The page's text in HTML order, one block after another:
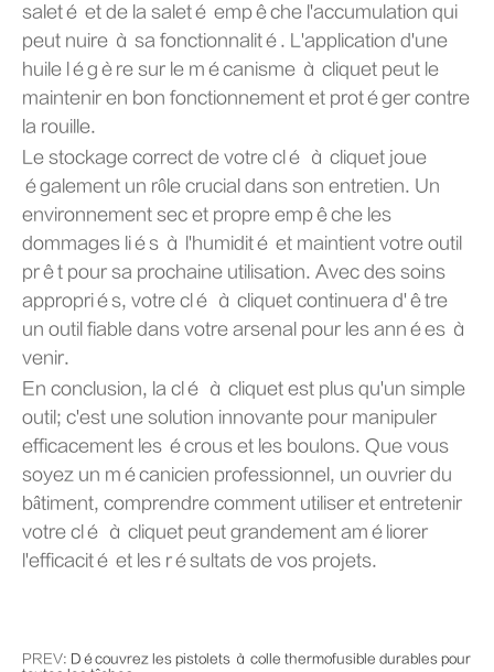
saleté et de la saleté empêche l'accumulation qui
peut nuire à sa fonctionnalité. L'application d'une
huile légère sur le mécanisme à cliquet peut le
maintenir en bon fonctionnement et protéger contre
la rouille.
Le stockage correct de votre clé à cliquet joue
également un rôle crucial dans son entretien. Un
environnement sec et propre empêche les
dommages liés à l'humidité et maintient votre outil
prêt pour sa prochaine utilisation. Avec des soins
appropriés, votre clé à cliquet continuera d'être
un outil fiable dans votre arsenal pour les années à
venir.
En conclusion, la clé à cliquet est plus qu'un simple
outil; c'est une solution innovante pour manipuler
efficacement les écrous et les boulons. Que vous
soyez un mécanicien professionnel, un ouvrier du
bâtiment, comprendre comment utiliser et entretenir
votre clé à cliquet peut grandement améliorer
l'efficacité et les résultats de vos projets.
PREV: Découvrez les pistolets à colle thermofusible durables pour